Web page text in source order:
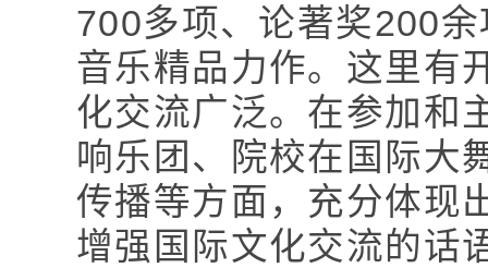
700多项、论著奖200
音乐精品力作。这里有
化交流广泛。在参加和
响乐团、院校在国际大
传播等方面，充分体现
增强国际文化交流的话